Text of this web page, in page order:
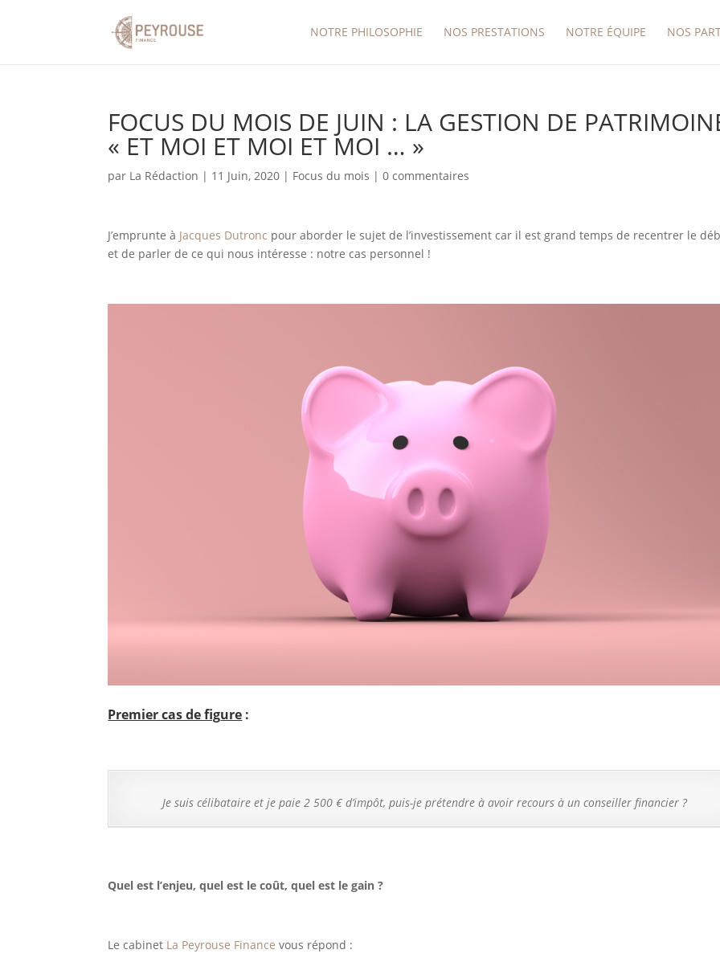
NOTRE PHILOSOPHIE NOS PRESTATIONS NOTRE ÉQUIPE NOS
FOCUS DU MOIS DE JUIN : LA GESTION DE
« ET MOI ET MOI ET MOI … »
par La Rédaction | 11 Juin, 2020 | Focus du mois |0 commentaires
J’emprunte à Jacques Dutronc pour aborder le sujet de l’investissement car il est grand temps de recentrer le
et de parler de ce qui nous intéresse : notre cas personnel !
Premier cas de figure :
Je suis célibataire et je paie 2 500 € d’impôt, puis-je prétendre à avoir recours à un conseiller financier ?
Quel est l’enjeu, quel est le coût, quel est le gain ?
Le cabinet La Peyrouse Finance vous répond :